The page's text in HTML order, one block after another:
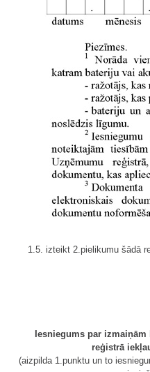
1.5. izteikt 2.pielikumu šādā
Iesniegums par
reģistrā
(aizpilda 1.punktu un to